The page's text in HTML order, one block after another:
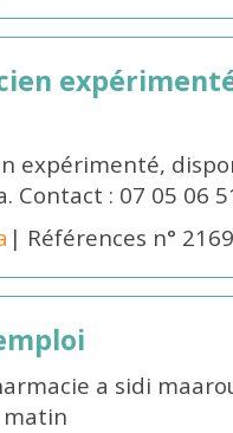
expérimenté,
Contact : 07 05 06
| Références n°
a sidi
matin